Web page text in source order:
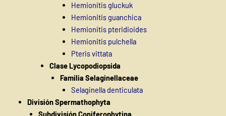
Hemionitis gluckuk
Hemionitis guanchica
Hemionitis pteridioides
Hemionitis pulchella
Pteris vittata
Clase Lycopodiopsida
Familia Selaginellaceae
Selaginella denticulata
División Spermathophyta
Subdivisión Coniferophytina